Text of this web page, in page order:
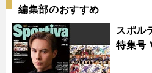
編集部のおすすめ
スポル
特集